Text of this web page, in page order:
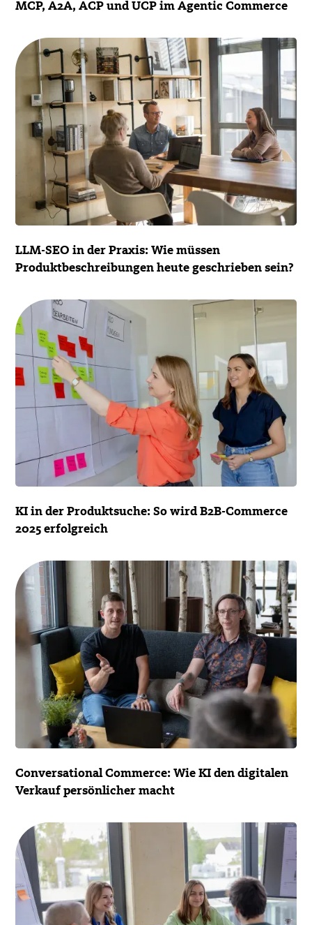
MCP, A2A, ACP und UCP im Agentic Commerce
LLM-SEO in der Praxis: Wie müssen
Produktbeschreibungen heute geschrieben sein?
KI in der Produktsuche: So wird B2B-Commerce
2025 erfolgreich
Conversational Commerce: Wie KI den digitalen
Verkauf persönlicher macht